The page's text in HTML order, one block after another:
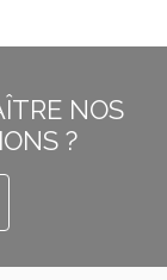
NOS
?